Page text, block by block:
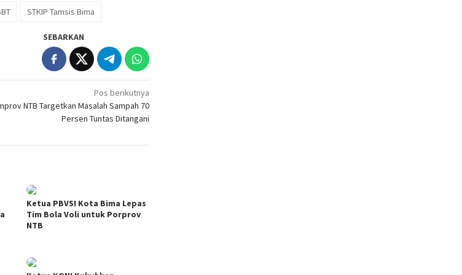
STKIP Tamsis Bima
SEBARKAN
Pos berikutnya
NTB Targetkan Masalah Sampah 70
Persen Tuntas Ditangani
Ketua PBVSI Kota Bima Lepas
Tim Bola Voli untuk Porprov
NTB